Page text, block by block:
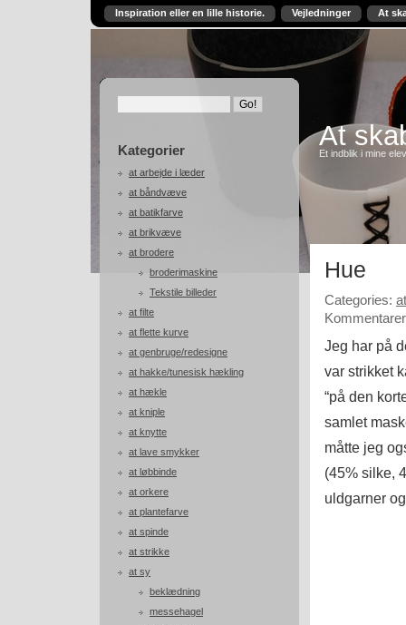
Inspiration eller en lille historie. Vejledninger At
Kategorier
at arbejde i læder
at båndvæve
at batikfarve
at brikvæve
at brodere
broderimaskine
Tekstile billeder
at filte
at flette kurve
at genbruge/redesigne
at hakke/tunesisk hækling
at hækle
at kniple
at knytte
at lave smykker
at løbbinde
at orkere
at plantefarve
at spinde
at strikke
at sy
beklædning
messehagel
At
Et indblik i mine
Hue
Categories:
Jeg har på
var strikket
“på den
samlet
måtte jeg
(45% silke,
uldgarner